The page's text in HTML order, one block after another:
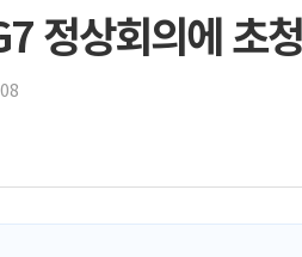
TBH글
피알지
바이
파인
신한투
라온시
정상회의에 초